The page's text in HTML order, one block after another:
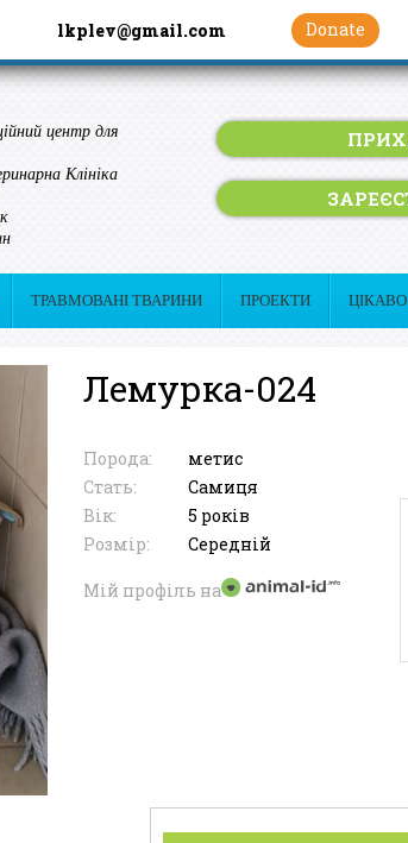
lkplev@gmail.com Donate
центр для
Клініка
ТРАВМОВАНІ ТВАРИНИ ПРОЕКТИ
Лемурка-024
Порода:
Стать:
Вік:
Розмір:
метис
Самиця
5 років
Середній
Мій профіль на